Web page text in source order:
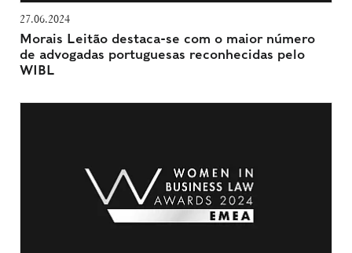
27.06.2024
Morais Leitão destaca-se com o maior número
de advogadas portuguesas reconhecidas pelo
WIBL